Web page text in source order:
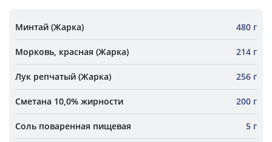
Минтай (Жарка) 480 г
Морковь, красная (Жарка) 214 г
Лук репчатый (Жарка) 256 г
Сметана 10,0% жирности 200 г
Соль поваренная пищевая 5 г